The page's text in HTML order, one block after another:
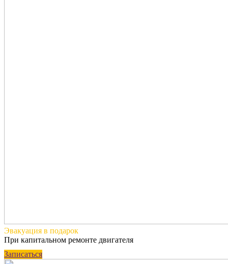
Эвакуация в подарок
При капитальном ремонте двигателя
Записаться